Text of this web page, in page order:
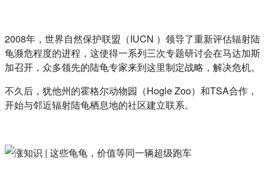
2008年，世界自然保护联盟（IUCN ）领导了重新评估辐射陆
龟濒危程度的进程，这使得一系列三次专题研讨会在马达加斯
加召开，众多领先的陆龟专家来到这里制定战略，解决危机。
不久后，犹他州的霍格尔动物园（Hogle Zoo）和TSA合作，
开始与邻近辐射陆龟栖息地的社区建立联系。